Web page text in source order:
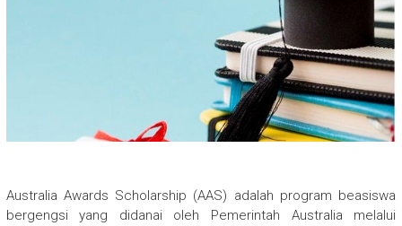
Australia Awards Scholarship (AAS) adalah program beasiswa
bergengsi yang didanai oleh Pemerintah Australia melalui